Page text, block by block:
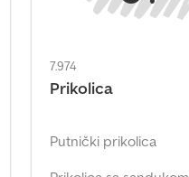
7.974
Prikolica
Putnički prikolica